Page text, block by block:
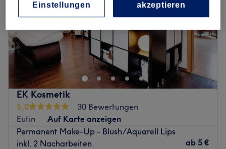
EK Kosmetik
5,0
30 Bewertungen
Eutin
Auf Karte anzeigen
Permanent Make-Up - Blush/Aquarell Lips
inkl. 2 Nacharbeiten
ab 5 €
Einstellungen
akzeptieren